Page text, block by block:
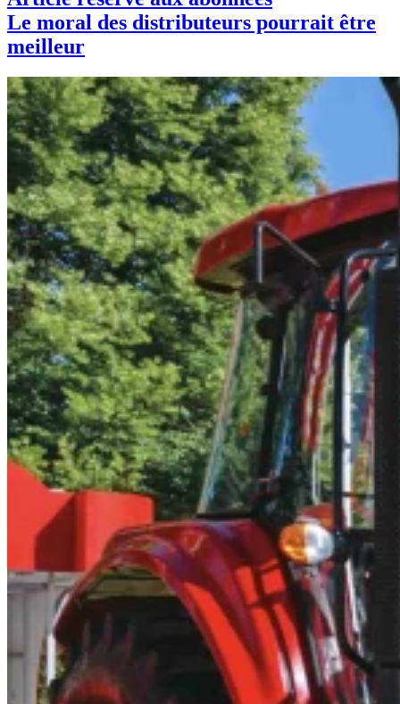
Le moral des distributeurs pourrait être
meilleur